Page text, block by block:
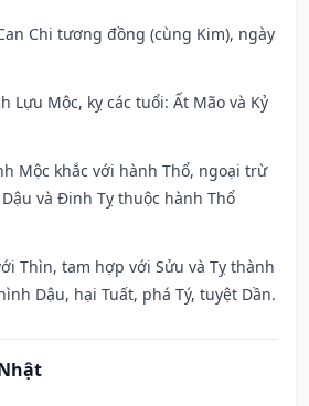
Chi tương đồng (cùng Kim), ngày
Lựu Mộc, kỵ các tuổi: Ất Mão và Kỷ
Mộc khắc với hành Thổ, ngoại trừ
và Đinh Tỵ thuộc hành Thổ
Thìn, tam hợp với Sửu và Tỵ thành
Dậu, hại Tuất, phá Tý, tuyệt Dần.